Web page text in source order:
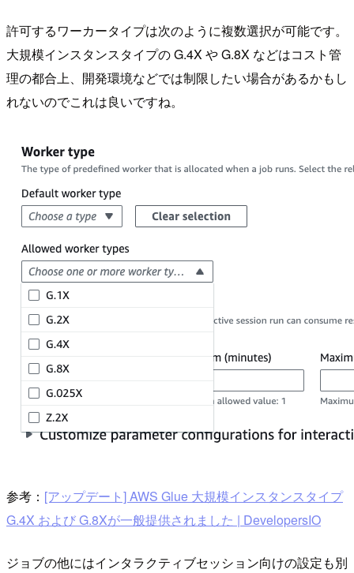
許可するワーカータイプは次のように複数選択が可能です。
大規模インスタンスタイプの G.4X や G.8X などはコスト管
理の都合上、開発環境などでは制限したい場合があるかもし
れないのでこれは良いですね。
参考： [アップデート] AWS Glue 大規模インスタンスタイプ
G.4X および G.8Xが一般提供されました | DevelopersIO
ジョブの他にはインタラクティブセッション向けの設定も別